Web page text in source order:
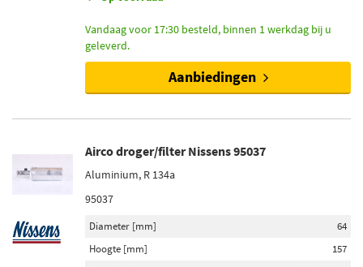
Vandaag voor 17:30 besteld, binnen 1 werkdag bij u
geleverd.
Aanbiedingen
Airco droger/filter Nissens 95037
Aluminium, R 134a
95037
Diameter [mm]
64
Hoogte [mm]
157